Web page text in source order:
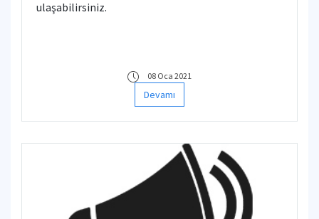
ulaşabilirsiniz.
08 Oca 2021
Devamı